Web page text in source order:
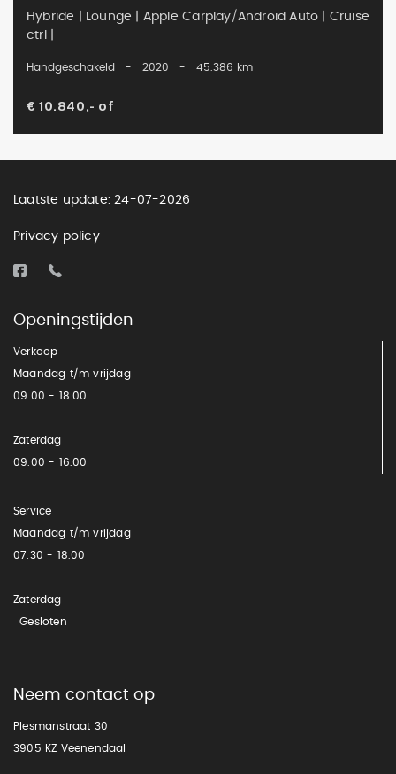
Hybride | Lounge | Apple Carplay/Android Auto | Cruise
ctrl |
Handgeschakeld - 2020 - 45.386 km
€ 10.840,- of
Laatste update: 24-07-2026
Privacy policy
Openingstijden
Verkoop
Maandag t/m vrijdag
09.00 - 18.00
Zaterdag
09.00 - 16.00
Service
Maandag t/m vrijdag
07.30 - 18.00
Zaterdag
Gesloten
Neem contact op
Plesmanstraat 30
3905 KZ Veenendaal